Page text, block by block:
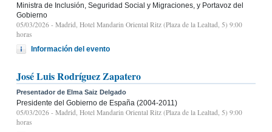
Ministra de Inclusión, Seguridad Social y Migraciones, y Portavoz del
Gobierno
05/03/2026 - Madrid, Hotel Mandarin Oriental Ritz (Plaza de la Lealtad, 5) 9:00
horas
Información del evento
José Luis Rodríguez Zapatero
Presentador de Elma Saiz Delgado
Presidente del Gobierno de España (2004-2011)
05/03/2026 - Madrid, Hotel Mandarin Oriental Ritz (Plaza de la Lealtad, 5) 9:00
horas